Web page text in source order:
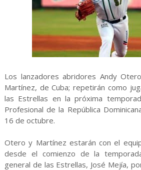
Los lanzadores abridores Andy
Martínez, de Cuba; repetirán como
las Estrellas en la próxima
Profesional de la República
16 de octubre.
Otero y Martínez estarán con el
desde el comienzo de la
general de las Estrellas, José Mejía,